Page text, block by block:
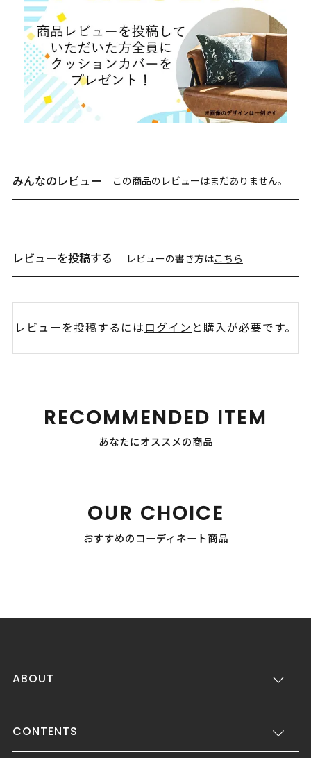
みんなのレビュー この商品のレビューはまだありません。
レビューを投稿する レビューの書き方はこちら
レビューを投稿するにはログイン と購入が必要です。
RECOMMENDED ITEM
あなたにオススメの商品
OUR CHOICE
おすすめのコーディネート商品
ABOUT
CONTENTS